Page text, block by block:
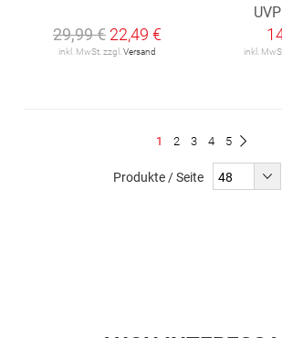
29,99 € 22,49 €
inkl. MwSt. zzgl. Versand
UVP
inkl.
Du
1 Seite
2 Seite
3 Seite
4 Seite
5
Produkte / Seite